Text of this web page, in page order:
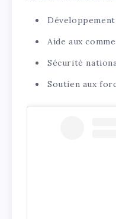
Aide aux
Sécurité
Soutien aux